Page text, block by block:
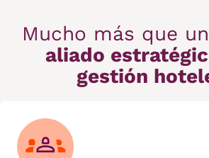
Mucho más que
aliado
gestión